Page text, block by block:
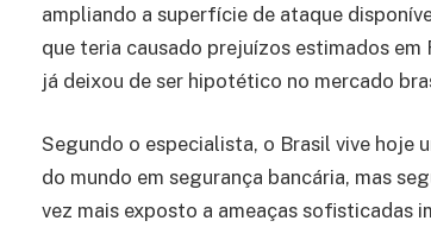
ampliando a superfície de ataque
que teria causado prejuízos estimados
já deixou de ser hipotético no mercado
Segundo o especialista, o Brasil vive hoje
do mundo em segurança bancária, mas
vez mais exposto a ameaças sofisticadas